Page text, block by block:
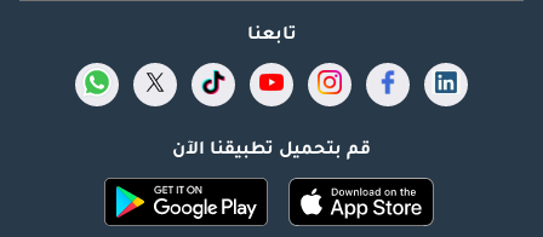
تابعنا
قم بتحميل تطبيقنا الآن